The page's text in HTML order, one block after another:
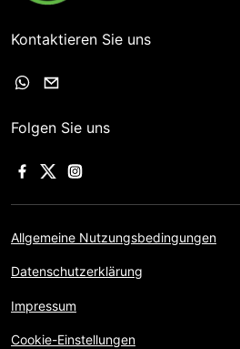
Kontaktieren Sie uns
Folgen Sie uns
Allgemeine Nutzungsbedingungen
Datenschutzerklärung
Impressum
Cookie-Einstellungen